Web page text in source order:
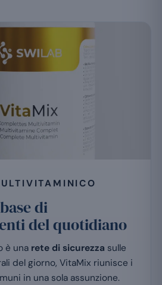
di
del quotidiano
è una rete di sicurezza sulle
del giorno, VitaMix riunisce i
in una sola assunzione.